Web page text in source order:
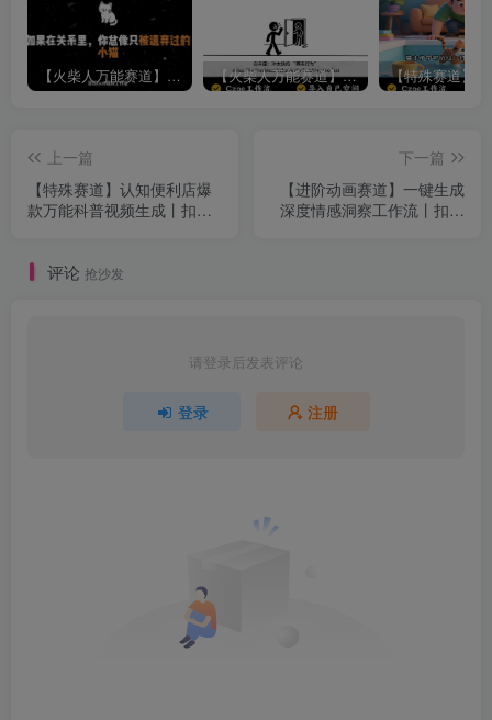
【火柴人万能赛道】火柴人心理学插画讲解视频丨扣子工作流智能体搭建coze工作流 【火柴人万能赛道】火柴人心理学智能文案视频丨扣子工作流智能体搭建coze工作流
上一篇
【特殊赛道】认知便利店爆
款万能科普视频生成丨扣子
下一篇
【进阶动画赛道】一键生成
深度情感洞察工作流丨扣子
评论 抢沙发
请登录后发表评论
登录 注册